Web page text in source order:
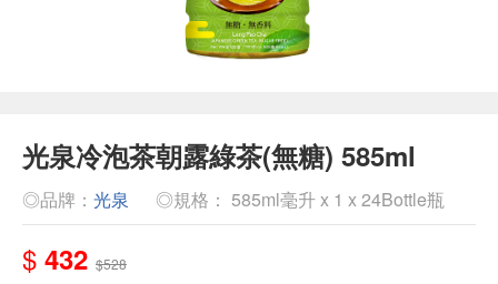
光泉冷泡茶朝露綠茶(無糖) 585ml
◎品牌： 光泉 ◎規格： 585ml毫升 x 1 x 24Bottle瓶
$ 432 $528